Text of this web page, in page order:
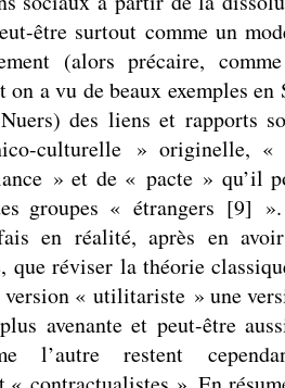
être surtout comme un
(alors précaire,
a vu de beaux exemples
des liens et rapports
culturelle » originelle,
» et de « pacte » qu’il
groupes « étrangers [9]
en réalité, après en avoir
que réviser la théorie
version « utilitariste » une
avenante et peut-être
l’autre restent